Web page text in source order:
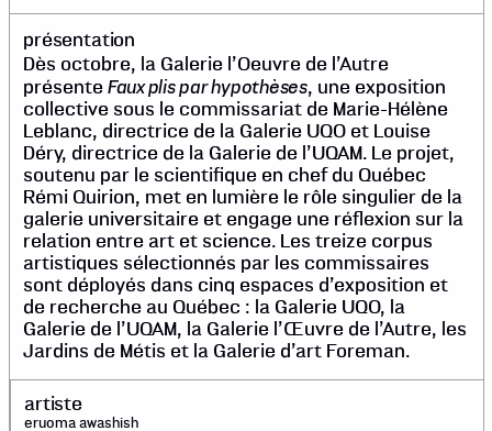
présentation
Dès octobre, la Galerie l’Oeuvre de l’Autre
présente Faux plis par hypothèses, une exposition
collective sous le commissariat de Marie-Hélène
Leblanc, directrice de la Galerie UQO et Louise
Déry, directrice de la Galerie de l’UQAM. Le projet,
soutenu par le scientifique en chef du Québec
Rémi Quirion, met en lumière le rôle singulier de la
galerie universitaire et engage une réflexion sur la
relation entre art et science. Les treize corpus
artistiques sélectionnés par les commissaires
sont déployés dans cinq espaces d’exposition et
de recherche au Québec : la Galerie UQO, la
Galerie de l’UQAM, la Galerie l’Œuvre de l’Autre, les
Jardins de Métis et la Galerie d’art Foreman.
artiste
eruoma awashish